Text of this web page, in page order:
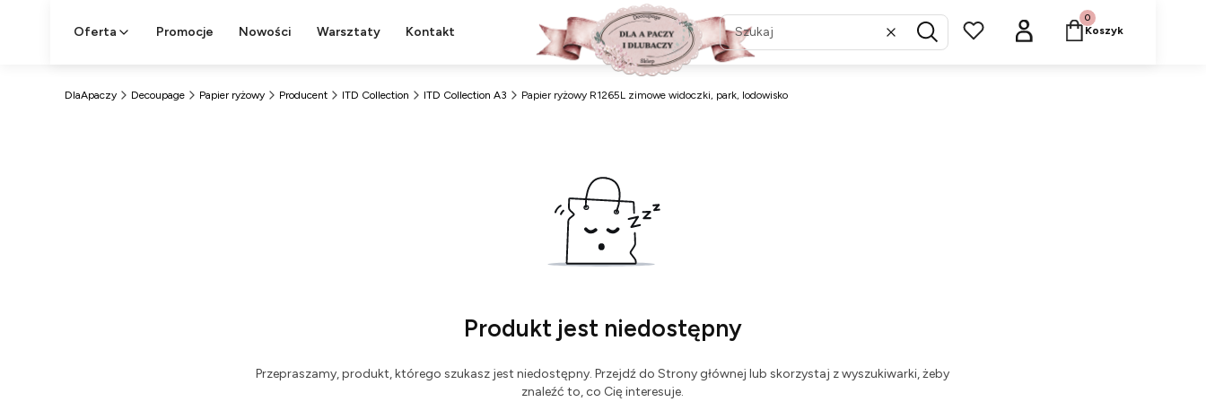
Oferta Promocje Nowości Warsztaty Kontakt WyczyśćSzukaj
Produkty w koszyku:
Koszyk
DlaApaczy Decoupage Papier ryżowy Producent ITD Collection ITD Collection A3 Papier ryżowy R1265L zimowe widoczki, park, lodowisko
Produkt jest niedostępny
Przepraszamy, produkt, którego szukasz jest niedostępny. Przejdź do Strony głównej lub skorzystaj z wyszukiwarki, żeby
znaleźć to, co Cię interesuje.